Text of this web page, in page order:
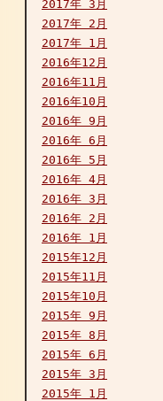
2017年 3月
2017年 2月
2017年 1月
2016年12月
2016年11月
2016年10月
2016年 9月
2016年 6月
2016年 5月
2016年 4月
2016年 3月
2016年 2月
2016年 1月
2015年12月
2015年11月
2015年10月
2015年 9月
2015年 8月
2015年 6月
2015年 3月
2015年 1月